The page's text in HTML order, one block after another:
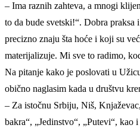
– Ima raznih zahteva, a mnogi
to da bude svetski!“. Dobra praksa
precizno znaju šta hoće i koji su
materijalizuje. Mi sve to radimo,
Na pitanje kako je poslovati u
obično naglasim kada u društvu
– Za istočnu Srbiju, Niš,
bakra“, „Jedinstvo“, „Putevi“,